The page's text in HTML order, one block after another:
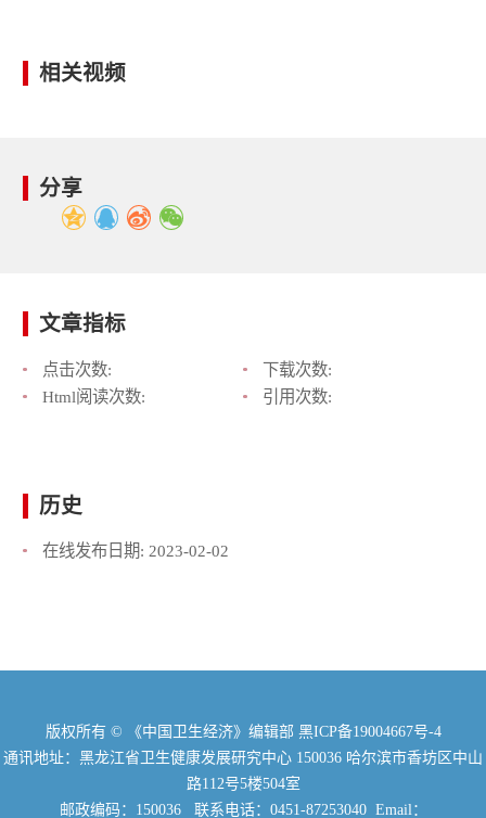
相关视频
分享
文章指标
点击次数:
下载次数:
Html阅读次数:
引用次数:
历史
在线发布日期: 2023-02-02
版权所有 © 《中国卫生经济》编辑部 黑ICP备19004667号-4
通讯地址：黑龙江省卫生健康发展研究中心 150036 哈尔滨市香坊区中山
路112号5楼504室
邮政编码：150036 联系电话：0451-87253040 Email：